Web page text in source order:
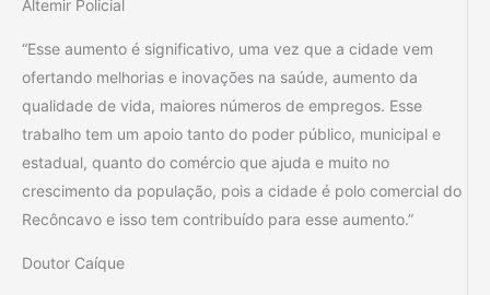
Altemir Policial
“Esse aumento é significativo, uma vez que a cidade vem
ofertando melhorias e inovações na saúde, aumento da
qualidade de vida, maiores números de empregos. Esse
trabalho tem um apoio tanto do poder público, municipal e
estadual, quanto do comércio que ajuda e muito no
crescimento da população, pois a cidade é polo comercial do
Recôncavo e isso tem contribuído para esse aumento.”
Doutor Caíque